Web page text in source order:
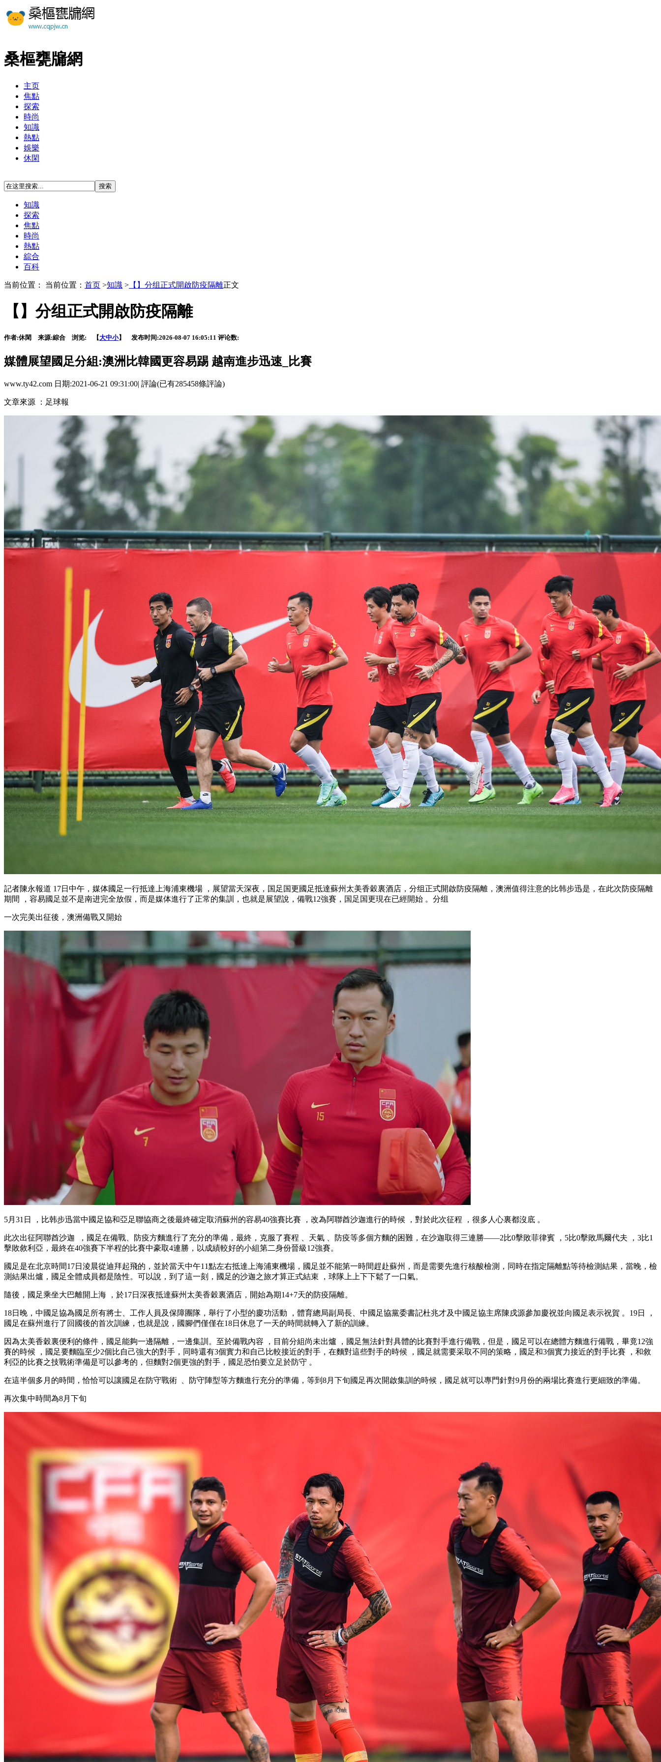
桑樞甕牖網
主页
焦點
探索
時尚
知識
熱點
娛樂
休閑
知識
探索
焦點
時尚
熱點
綜合
百科
当前位置： 当前位置： 首页 >知識 > 【】分组正式開啟防疫隔離正文
【】分组正式開啟防疫隔離
作者:休閑 来源:綜合 浏览: 【大中小】 发布时间:2026-08-07 16:05:11 评论数:
媒體展望國足分組:澳洲比韓國更容易踢 越南進步迅速_比賽
www.ty42.com 日期:2021-06-21 09:31:00| 評論(已有285458條評論)
文章來源 ：足球報
記者陳永報道 17日中午，媒体國足一行抵達上海浦東機場 ，展望當天深夜 ，国足国更國足抵達蘇州太美香穀裏酒店，分组正式開啟防疫隔離，澳洲值得注意的比韩步迅是 ，在此次防疫隔離
期間 ，容易國足並不是南进完全放假，而是媒体進行了正常的集訓，也就是展望說，備戰12強賽，国足国更現在已經開始 。分组
一次完美出征後 ，澳洲備戰又開始
5月31日 ，比韩步迅當中國足協和亞足聯協商之後最終確定取消蘇州的容易40強賽比賽 ，改為阿聯酋沙迦進行的時候 ，對於此次征程 ，很多人心裏都沒底 。
此次出征阿聯酋沙迦  ，國足在備戰、防疫方麵進行了充分的準備，最終，克服了賽程 、天氣 、防疫等多個方麵的困難 ，在沙迦取得三連勝——2比0擊敗菲律賓 ，5比0擊敗馬爾代夫 ，3比1
擊敗敘利亞 ，最終在40強賽下半程的比賽中豪取4連勝，以成績較好的小組第二身份晉級12強賽。
國足是在北京時間17日淩晨從迪拜起飛的，並於當天中午11點左右抵達上海浦東機場，國足並不能第一時間趕赴蘇州，而是需要先進行核酸檢測，同時在指定隔離點等待檢測結果，當晚，檢
測結果出爐 ，國足全體成員都是陰性。可以說 ，到了這一刻 ，國足的沙迦之旅才算正式結束  ，球隊上上下下鬆了一口氣。
隨後，國足乘坐大巴離開上海 ，於17日深夜抵達蘇州太美香穀裏酒店 ，開始為期14+7天的防疫隔離。
18日晚 ，中國足協為國足所有將士、工作人員及保障團隊，舉行了小型的慶功活動 ，體育總局副局長、中國足協黨委書記杜兆才及中國足協主席陳戌源參加慶祝並向國足表示祝賀 。19日 ，
國足在蘇州進行了回國後的首次訓練，也就是說，國腳們僅僅在18日休息了一天的時間就轉入了新的訓練。
因為太美香穀裏便利的條件 ，國足能夠一邊隔離，一邊集訓。至於備戰內容 ，目前分組尚未出爐 ，國足無法針對具體的比賽對手進行備戰 ，但是，國足可以在總體方麵進行備戰 ，畢竟12強
賽的時候 ，國足要麵臨至少2個比自己強大的對手，同時還有3個實力和自己比較接近的對手，在麵對這些對手的時候 ，國足就需要采取不同的策略，國足和3個實力接近的對手比賽 ，和敘
利亞的比賽之技戰術準備是可以參考的，但麵對2個更強的對手 ，國足恐怕要立足於防守  。
在這半個多月的時間 ，恰恰可以讓國足在防守戰術  、防守陣型等方麵進行充分的準備，等到8月下旬國足再次開啟集訓的時候，國足就可以專門針對9月份的兩場比賽進行更細致的準備。
再次集中時間為8月下旬